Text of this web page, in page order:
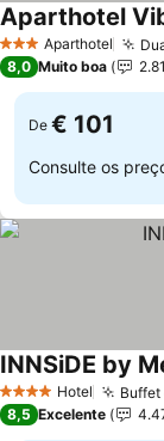
3 EstrelasAparthotel
Aparthotel
8,0 Muito boa
De € 101
Consulte os
4 EstrelasHotel Buffet
INNSiDE by
8,5 Excelente